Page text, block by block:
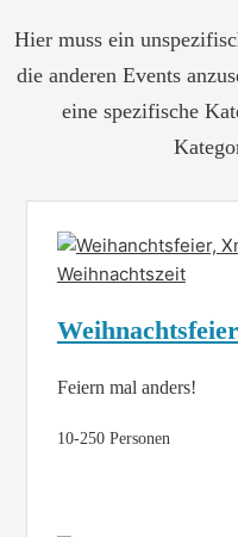
Hier muss ein
die anderen Events
eine spezifische
Weihnachtsfeier
Feiern mal anders!
10-250 Personen